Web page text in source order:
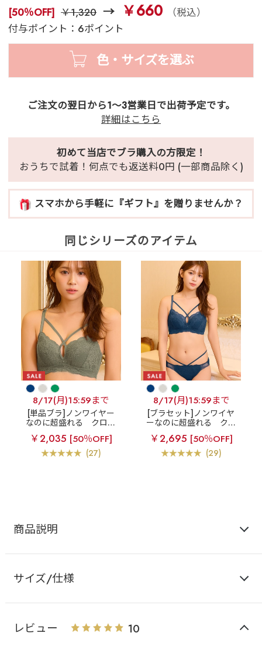
[50％OFF] ￥1,320 ￥660
（税込）
付与ポイント：6ポイント
色・サイズを選ぶ
ご注文の翌日から1～3営業日で出荷予定です。
詳細はこちら
初めて当店でブラ購入の方限定！
おうちで試着！何点でも返送料0円 (一部商品除く)
スマホから手軽に『ギフト』を贈りませんか？
同じシリーズのアイテム
8/17(月)15:59まで
[単品ブラ]ノンワイヤー
なのに超盛れる
クロス
コードレース ノンワイヤ
ー 超盛ブラ(R) 単品ブラ
ジャー
￥2,035 [50％OFF]
(27)
8/17(月)15:59まで
[ブラセット]ノンワイヤ
ーなのに超盛れる
クロ
スコードレース ノンワイ
ヤー 超盛ブラ(R) ブラジ
ャー&ショーツ
￥2,695 [50％OFF]
(29)
商品説明
サイズ/仕様
レビュー 10